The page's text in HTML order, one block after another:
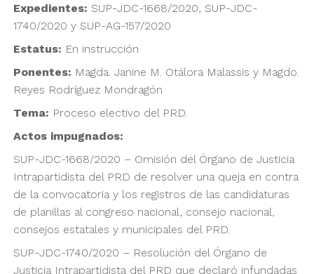
Expedientes: SUP-JDC-1668/2020, SUP-JDC-
1740/2020 y SUP-AG-157/2020
Estatus: En instrucción
Ponentes: Magda. Janine M. Otálora Malassis y Magdo.
Reyes Rodríguez Mondragón
Tema: Proceso electivo del PRD.
Actos impugnados:
SUP-JDC-1668/2020 – Omisión del Órgano de Justicia
Intrapartidista del PRD de resolver una queja en contra
de la convocatoria y los registros de las candidaturas
de planillas al congreso nacional, consejo nacional,
consejos estatales y municipales del PRD.
SUP-JDC-1740/2020 – Resolución del Órgano de
Justicia Intrapartidista del PRD que declaró infundadas